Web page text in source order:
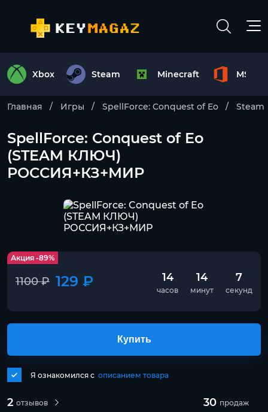
Xbox Steam Minecraft MS
Главная Игры SpellForce: Conquest of Eo Steam
SpellForce: Conquest of Eo
(STEAM КЛЮЧ)
РОССИЯ+КЗ+МИР
Акция -89%
1100 ₽ 129 ₽ 14
часов
14
минут
6
секунд
2 отзывов 30 продаж
Я ознакомился с описанием товара
Купить